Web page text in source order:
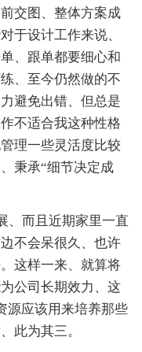
交图、整体方案成
于设计工作来说、
、跟单都要细心和
、至今仍然做的不
避免出错、但总是
不适合我这种性格
理一些灵活度比较
秉承“细节决定成
、而且近期家里一直
不会呆很久、也许
这样一来、就算将
公司长期效力、这
源应该用来培养那些
此为其三。